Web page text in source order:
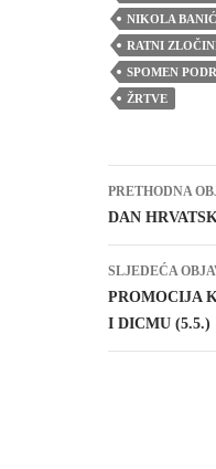
NIKOLA BANIĆ
RATNI
SPOMEN
ŽRTVE
objava
PRETHODNA
DAN
SLJEDEĆA
PROMOCIJA
I DICMU (5.5.)